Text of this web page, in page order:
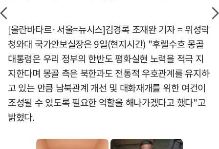
[울란바타르·서울=뉴시스]김경록 조재완 기자 = 위성락
청와대 국가안보실장은 9일(현지시간) "후렐수흐 몽골
대통령은 우리 정부의 한반도 평화실현 노력을 적극 지
지한다며 몽골 측은 북한과도 전통적 우호관계를 유지하
고 있는 만큼 남북관계 개선 및 대화재개를 위한 여건이
조성될 수 있도록 필요한 역할을 해나가겠다고 했다"고
밝혔다.